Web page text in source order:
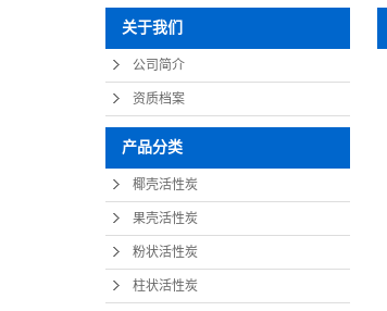
关于我们
公司简介
资质档案
产品分类
椰壳活性炭
果壳活性炭
粉状活性炭
柱状活性炭